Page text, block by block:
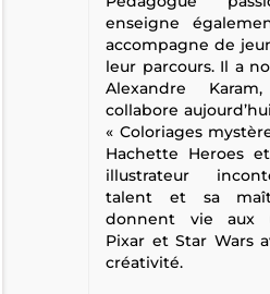
enseigne
accompagne de
leur parcours. Il a
Alexandre
collabore
« Coloriages
Hachette Heroes
illustrateur
talent et sa
donnent vie aux
Pixar et Star Wars
créativité.